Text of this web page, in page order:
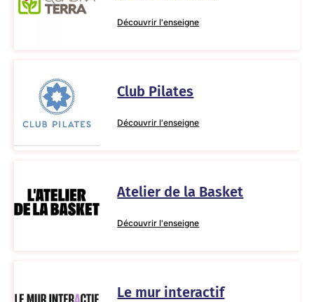
Découvrir l'enseigne
Club Pilates
Découvrir l'enseigne
Atelier de la Basket
Découvrir l'enseigne
Le mur interactif